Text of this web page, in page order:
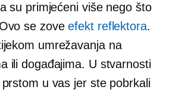
su primjećeni više nego što
se zoveefekt reflektora.
umrežavanja na
ili događajima. U stvarnosti
u vas jer ste pobrkali